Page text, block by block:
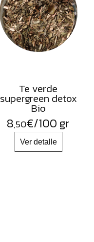
Te verde
supergreen detox
Bio
8,50€/100 gr